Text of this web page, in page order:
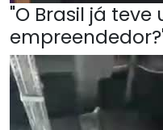
"O Brasil já